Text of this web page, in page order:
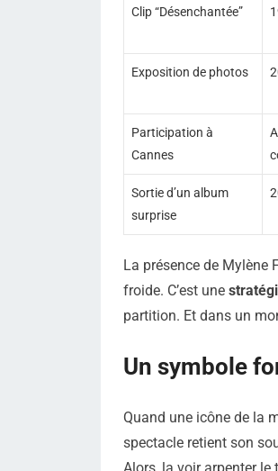
Clip “Désenchantée”
Exposition de photos
Participation à
Cannes
Sortie d’un album
surprise
La présence de Mylène
froide. C’est une
partition. Et dans un
Un symbole
Quand une icône de la
spectacle retient son